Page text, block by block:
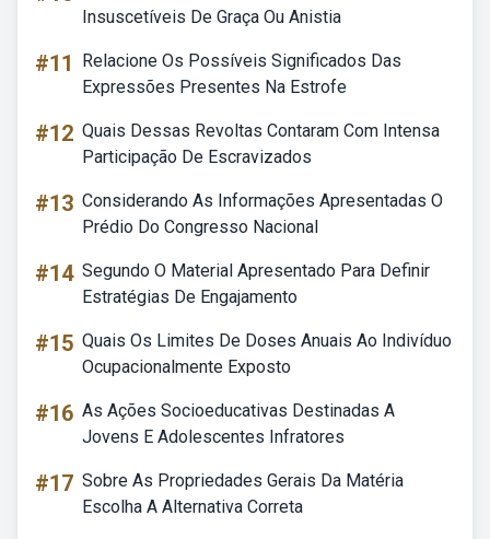
Insuscetíveis De Graça Ou Anistia
#11
Relacione Os Possíveis Significados Das
Expressões Presentes Na Estrofe
#12 Quais Dessas Revoltas Contaram Com Intensa
Participação De Escravizados
#13 Considerando As Informações Apresentadas O
Prédio Do Congresso Nacional
#14 Segundo O Material Apresentado Para Definir
Estratégias De Engajamento
#15 Quais Os Limites De Doses Anuais Ao Indivíduo
Ocupacionalmente Exposto
#16 As Ações Socioeducativas Destinadas A
Jovens E Adolescentes Infratores
#17 Sobre As Propriedades Gerais Da Matéria
Escolha A Alternativa Correta